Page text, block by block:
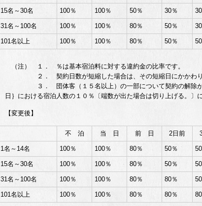
15名～30名 100％ 100％ 50％ 30％
31名～100名 100％ 100％ 80％ 50％
101名以上 100％ 100％ 80％ 50％
（注） １． ％は基本宿泊料に対する違約金の比率です。
２． 契約日数が短縮した場合は、その短縮日にかかわりな
３． 団体客（１５名以上）の一部について契約の解除があ
日｝における宿泊人数の１０％〔端数が出た場合は切り上げる。〕
【変更後】
不 泊 当 日 前 日 2日前
1名～14名 100％ 100％ 80％ 50％
15名～30名 100％ 100％ 80％ 50％
31名～100名 100％ 100％ 80％ 80％
101名以上 100％ 100％ 80％ 80％